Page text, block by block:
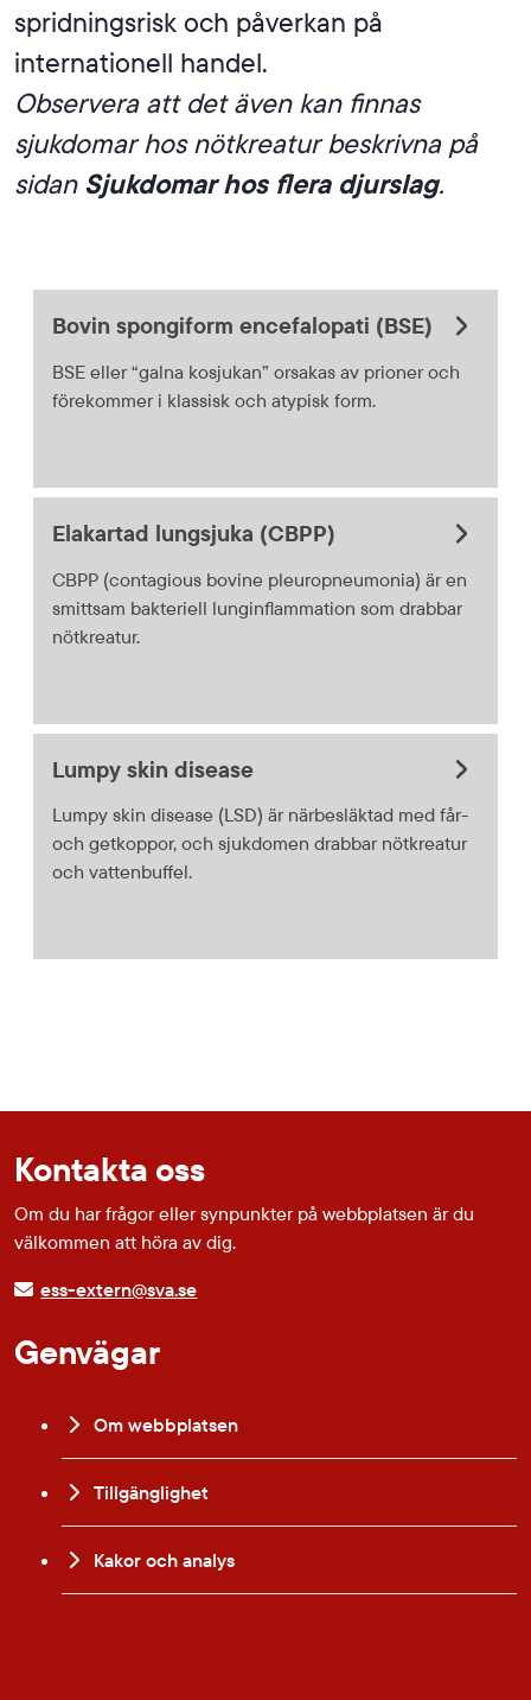
spridningsrisk och påverkan på
internationell handel.
Observera att det även kan finnas
sjukdomar hos nötkreatur beskrivna på
sidan Sjukdomar hos flera djurslag.
Bovin spongiform encefalopati (BSE)
BSE eller “galna kosjukan” orsakas av prioner och
förekommer i klassisk och atypisk form.
Elakartad lungsjuka (CBPP)
CBPP (contagious bovine pleuropneumonia) är en
smittsam bakteriell lunginflammation som drabbar
nötkreatur.
Lumpy skin disease
Lumpy skin disease (LSD) är närbesläktad med får-
och getkoppor, och sjukdomen drabbar nötkreatur
och vattenbuffel.
Kontakta oss
Om du har frågor eller synpunkter på webbplatsen är du
välkommen att höra av dig.
ess-extern@sva.se
Genvägar
Om webbplatsen
Tillgänglighet
Kakor och analys